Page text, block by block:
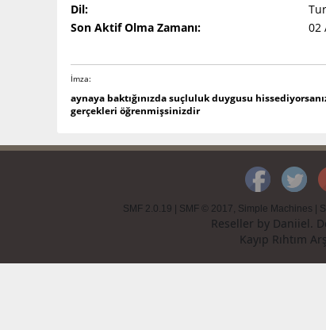
Dil:
Son Aktif Olma Zamanı:
02
İmza:
aynaya baktığınızda suçluluk duygusu
gerçekleri öğrenmişsinizdir
SMF 2.0.19 SMF © 2017, Simple Machines
Reseller by Daniiel.
Kayıp Rıhtım